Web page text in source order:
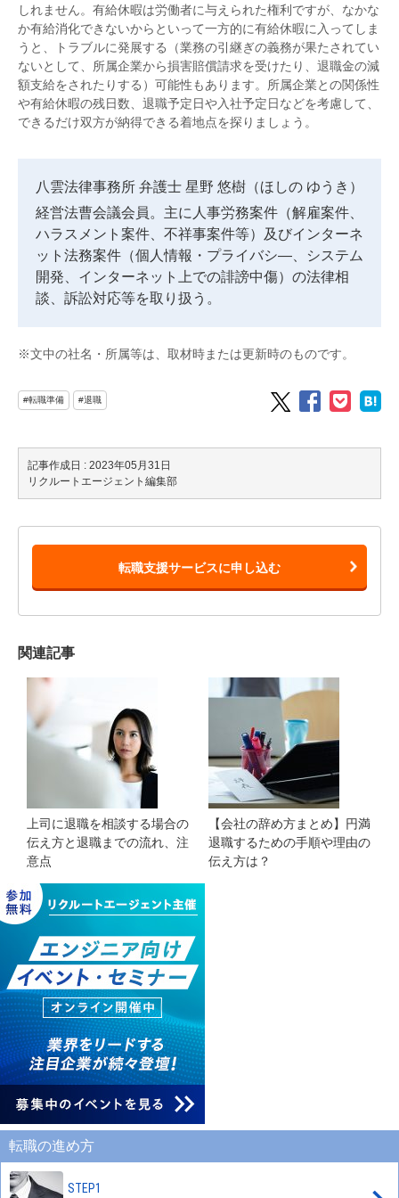
しれません。有給休暇は労働者に与えられた権利ですが、なかな
か有給消化できないからといって一方的に有給休暇に入ってしま
うと、トラブルに発展する（業務の引継ぎの義務が果たされてい
ないとして、所属企業から損害賠償請求を受けたり、退職金の減
額支給をされたりする）可能性もあります。所属企業との関係性
や有給休暇の残日数、退職予定日や入社予定日などを考慮して、
できるだけ双方が納得できる着地点を探りましょう。
八雲法律事務所 弁護士 星野 悠樹（ほしの ゆうき）
経営法曹会議会員。主に人事労務案件（解雇案件、
ハラスメント案件、不祥事案件等）及びインターネ
ット法務案件（個人情報・プライバシ―、システム
開発、インターネット上での誹謗中傷）の法律相
談、訴訟対応等を取り扱う。
※文中の社名・所属等は、取材時または更新時のものです。
#転職準備 #退職
記事作成日 : 2023年05月31日
リクルートエージェント編集部
転職支援サービスに申し込む
関連記事
上司に退職を相談する場合の
伝え方と退職までの流れ、注
意点
【会社の辞め方まとめ】円満
退職するための手順や理由の
伝え方は？
転職の進め方
STEP1